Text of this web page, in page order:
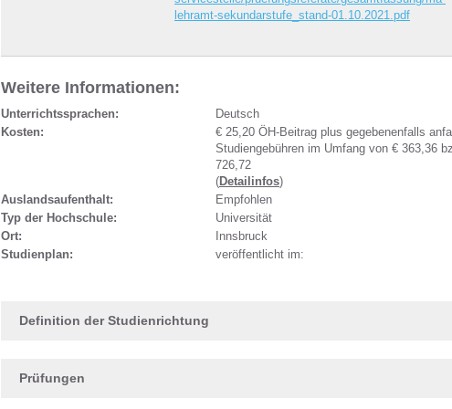
lehramt-sekundarstufe_stand-01.10.2021.pdf
Weitere Informationen:
Unterrichtssprachen:
Deutsch
Kosten:
€ 25,20 ÖH-Beitrag plus gegebenenfalls
Studiengebühren im Umfang von € 363,36
726,72
(Detailinfos)
Auslandsaufenthalt:
Empfohlen
Typ der Hochschule:
Universität
Ort:
Innsbruck
Studienplan:
veröffentlicht im:
Definition der Studienrichtung
Prüfungen